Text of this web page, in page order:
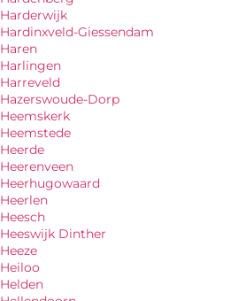
Harderwijk
Hardinxveld-Giessendam
Haren
Harlingen
Harreveld
Hazerswoude-Dorp
Heemskerk
Heemstede
Heerde
Heerenveen
Heerhugowaard
Heerlen
Heesch
Heeswijk Dinther
Heeze
Heiloo
Helden